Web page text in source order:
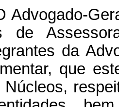
de
da
que
Núcleos,